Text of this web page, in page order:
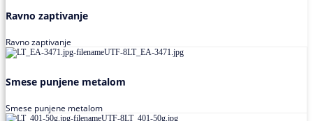
Ravno zaptivanje
Ravno zaptivanje
Smese punjene metalom
Smese punjene metalom